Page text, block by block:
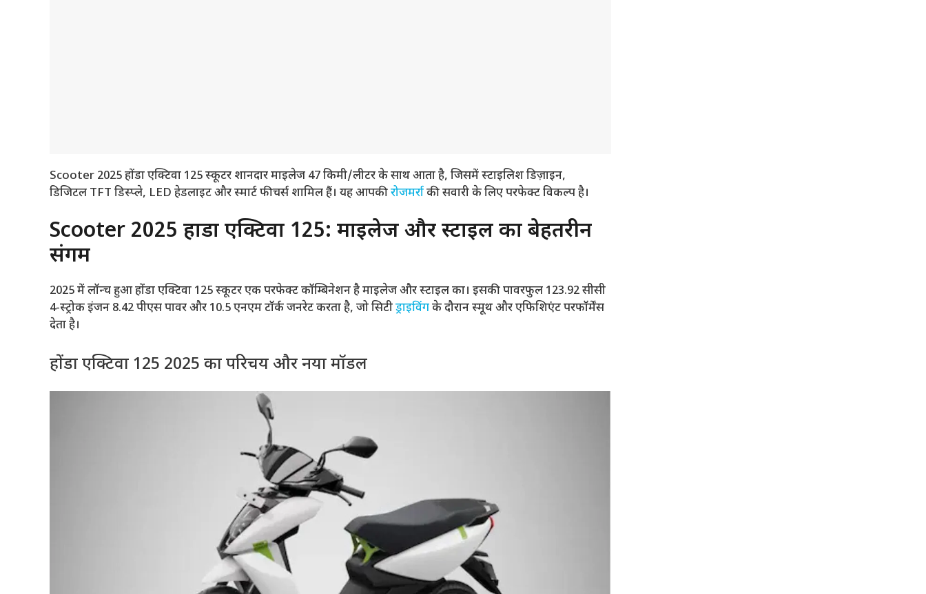
Scooter 2025 होंडा एक्टिवा 125 स्कूटर शानदार माइलेज 47 किमी/लीटर के साथ आता है, जिसमें स्टाइलिश डिज़ाइन,
डिजिटल TFT डिस्प्ले, LED हेडलाइट और स्मार्ट फीचर्स शामिल हैं। यह आपकीरोजमर्राकी सवारी के लिए परफेक्ट विकल्प है।
Scooter 2025 होंडा एक्टिवा 125: माइलेज और स्टाइल का बेहतरीन
संगम
2025 में लॉन्च हुआ होंडा एक्टिवा 125 स्कूटर एक परफेक्ट कॉम्बिनेशन है माइलेज और स्टाइल का। इसकी पावरफुल 123.92 सीसी
4-स्ट्रोक इंजन 8.42 पीएस पावर और 10.5 एनएम टॉर्क जनरेट करता है, जो सिटीड्राइविंगके दौरान स्मूथ और एफिशिएंट परफॉर्मेंस
देता है।
होंडा एक्टिवा 125 2025 का परिचय और नया मॉडल